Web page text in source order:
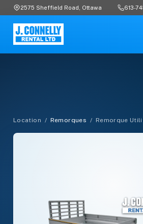
2575 Sheffield Road, Ottawa 613-
Location / Remorques / Remorque